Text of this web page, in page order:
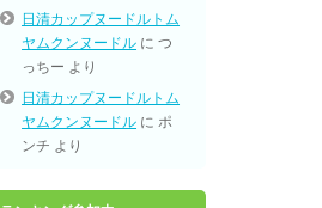
日清カップヌードルトム
ヤムクンヌードル につ
っちー より
日清カップヌードルトム
ヤムクンヌードル にポ
ンチ より